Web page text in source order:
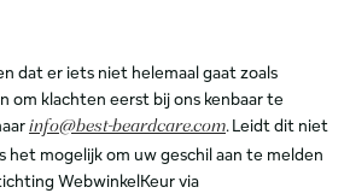
dat er iets niet helemaal gaat zoals
om klachten eerst bij ons kenbaar te
info@best-beardcare.com. Leidt dit niet
het mogelijk om uw geschil aan te melden
WebwinkelKeur via